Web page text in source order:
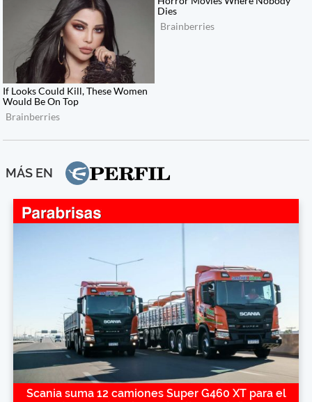
MÁS EN
Scania suma 12 camiones Super G460 XT para el